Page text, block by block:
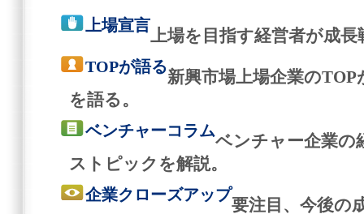
上場宣言
上場を目指す経営者が成
TOPが語る
新興市場上場企業の
を語る。
ベンチャーコラム
ベンチャー企業の
ストピックを解説。
企業クローズアップ
要注目、今後の